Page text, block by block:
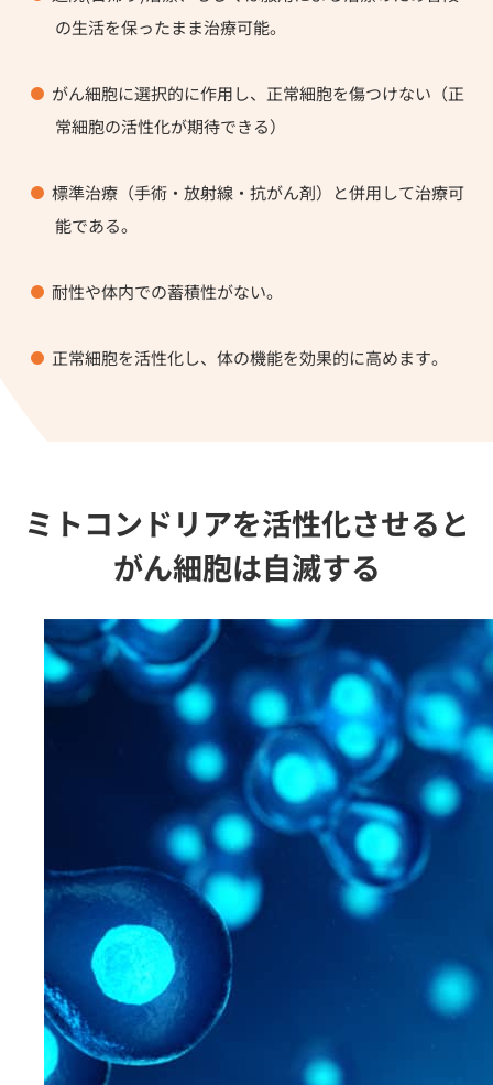
の生活を保ったまま治療可能。
がん細胞に選択的に作用し、正常細胞を傷つけない（正
常細胞の活性化が期待できる）
標準治療（手術・放射線・抗がん剤）と併用して治療可
能である。
耐性や体内での蓄積性がない。
正常細胞を活性化し、体の機能を効果的に高めます。
ミトコンドリアを活性化させると
がん細胞は自滅する